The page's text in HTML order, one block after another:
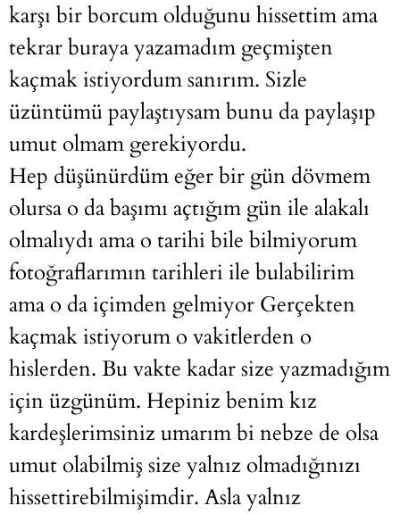
karşı bir borcum olduğunu hissettim ama
tekrar buraya yazamadım geçmişten
kaçmak istiyordum sanırım. Sizle
üzüntümü paylaştıysam bunu da paylaşıp
umut olmam gerekiyordu.
Hep düşünürdüm eğer bir gün dövmem
olursa o da başımı açtığım gün ile alakalı
olmalıydı ama o tarihi bile bilmiyorum
fotoğraflarımın tarihleri ile bulabilirim
ama o da içimden gelmiyor Gerçekten
kaçmak istiyorum o vakitlerden o
hislerden. Bu vakte kadar size yazmadığım
için üzgünüm. Hepiniz benim kız
kardeşlerimsiniz umarım bi nebze de olsa
umut olabilmiş size yalnız olmadığınızı
hissettirebilmişimdir. Asla yalnız